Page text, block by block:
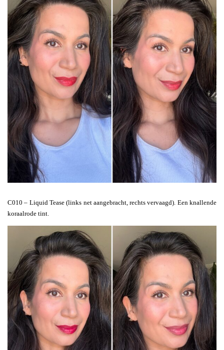
C010 – Liquid Tease (links net aangebracht, rechts vervaagd). Een knallende
koraalrode tint.